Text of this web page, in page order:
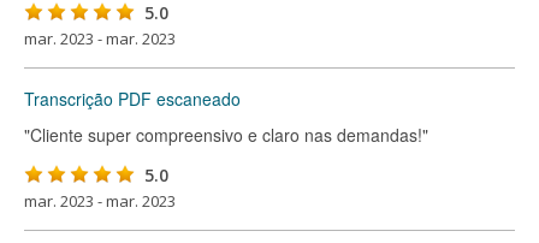
5.0
mar. 2023 - mar. 2023
Transcrição PDF escaneado
"Cliente super compreensivo e claro nas demandas!"
5.0
mar. 2023 - mar. 2023